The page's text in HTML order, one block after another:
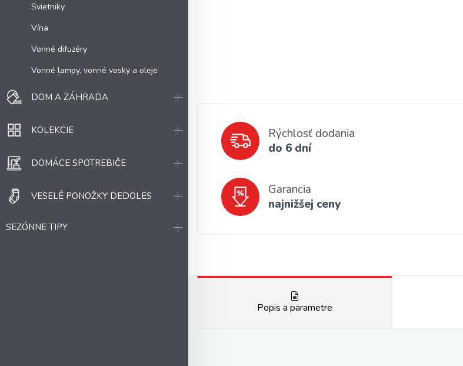
Svietniky
Vína
Vonné difuzéry
Vonné lampy, vonné vosky a oleje
DOM A ZÁHRADA
KOLEKCIE
DOMÁCE SPOTREBIČE
VESELÉ PONOŽKY DEDOLES
SEZÓNNE TIPY
Rýchlosť dodania
do 6 dní
Garancia
najnižšej ceny
Popis a parametre